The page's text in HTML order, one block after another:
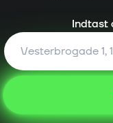
Indtast